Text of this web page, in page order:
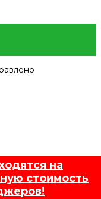
на
стоимость